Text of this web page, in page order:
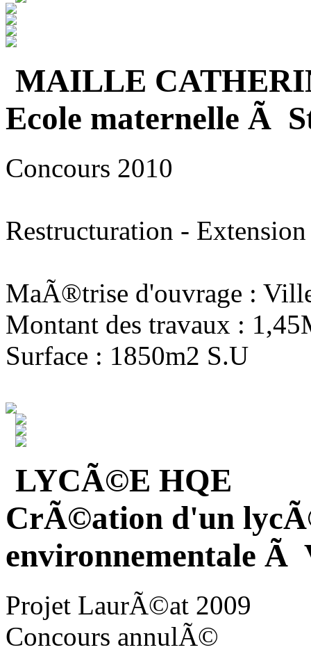
MAILLE
Ecole maternelle Ã
Concours 2010
Restructuration - Extension
MaÃ®trise d'ouvrage :
Montant des travaux :
Surface : 1850m2 S.U
LYCÃ©E HQE
CrÃ©ation d'un
environnementale Ã
Projet LaurÃ©at 2009
Concours annulÃ©